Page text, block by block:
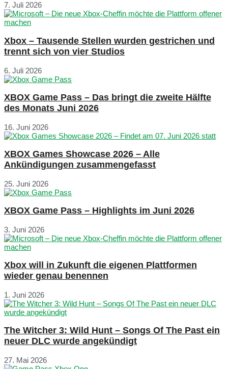
7. Juli 2026
Xbox – Tausende Stellen wurden gestrichen und
trennt sich von vier Studios
6. Juli 2026
XBOX Game Pass – Das bringt die zweite Hälfte
des Monats Juni 2026
16. Juni 2026
XBOX Games Showcase 2026 – Alle
Ankündigungen zusammengefasst
25. Juni 2026
XBOX Game Pass – Highlights im Juni 2026
3. Juni 2026
Xbox will in Zukunft die eigenen Plattformen
wieder genau benennen
1. Juni 2026
The Witcher 3: Wild Hunt – Songs Of The Past ein
neuer DLC wurde angekündigt
27. Mai 2026